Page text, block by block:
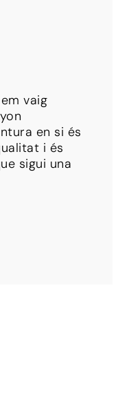
vaig
en si és
i és
sigui una